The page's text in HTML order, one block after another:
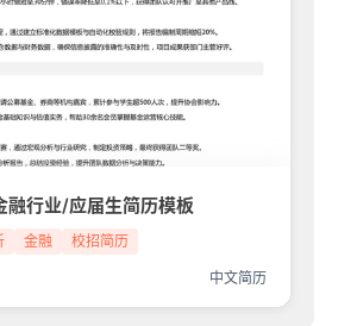
融行业/应届生简历模板
金融 校招简历
中文简历